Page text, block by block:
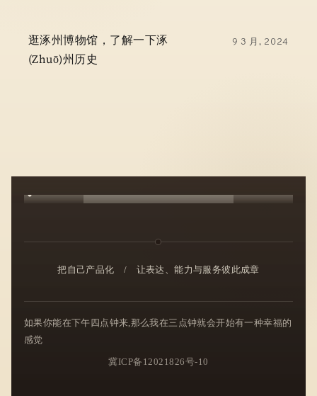
逛涿州博物馆，了解一下涿
(zhuō)州历史
9 3 月, 2024
把自己产品化 / 让表达、能力与服务彼此成章
如果你能在下午四点钟来,那么我在三点钟就会开始有一种幸福的
感觉
冀ICP备12021826号-10